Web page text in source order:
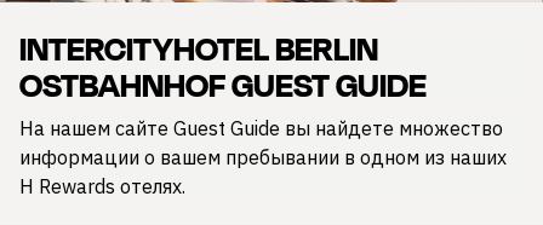
INTERCITYHOTEL BERLIN
OSTBAHNHOF GUEST GUIDE
На нашем сайте Guest Guide вы найдете множество
информации о вашем пребывании в одном из наших
H Rewards отелях.